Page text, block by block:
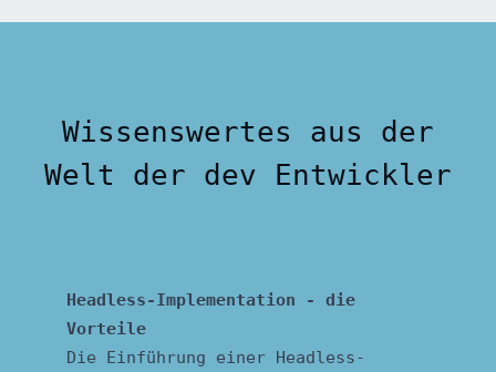
Wissenswertes aus der
Welt der dev Entwickler
Headless-Implementation - die
Vorteile
Die Einführung einer Headless-